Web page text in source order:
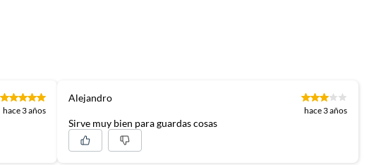
hace 3 años
Alejandro
hace 3 años
Sirve muy bien para guardas cosas